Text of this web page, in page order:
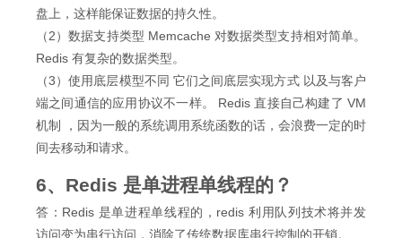
盘上，这样能保证数据的持久性。
（2）数据支持类型 Memcache 对数据类型支持相对简单。
Redis 有复杂的数据类型。
（3）使用底层模型不同 它们之间底层实现方式 以及与客户
端之间通信的应用协议不一样。 Redis 直接自己构建了 VM
机制 ，因为一般的系统调用系统函数的话，会浪费一定的时
间去移动和请求。
6、Redis 是单进程单线程的？
答：Redis 是单进程单线程的，redis 利用队列技术将并发
访问变为串行访问，消除了传统数据库串行控制的开销。